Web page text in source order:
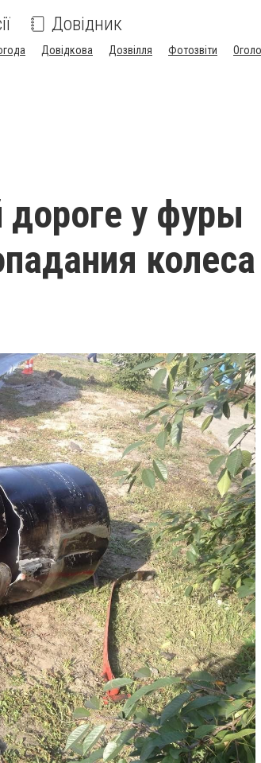
Довідник
Довідкова Дозвілля Фотозвіти
дороге у фуры
колеса